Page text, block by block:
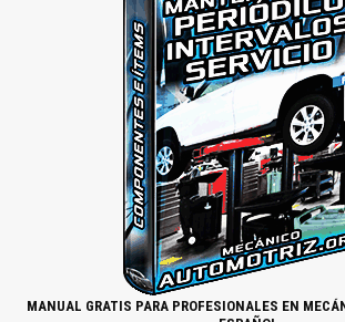
MANUAL GRATIS PARA PROFESIONALES EN